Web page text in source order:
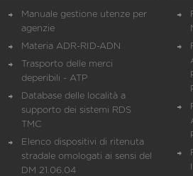
Manuale gestione utenze per
agenzie
Materia ADR-RID-ADN
Trasporto delle merci
deperibili - ATP
Database delle località a
supporto dei sistemi RDS
TMC
Elenco dispositivi di ritenuta
stradale omologati ai sensi del
DM 21.06.04